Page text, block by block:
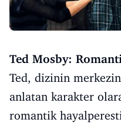
Ted Mosby:
Ted, dizinin
anlatan karakter
romantik